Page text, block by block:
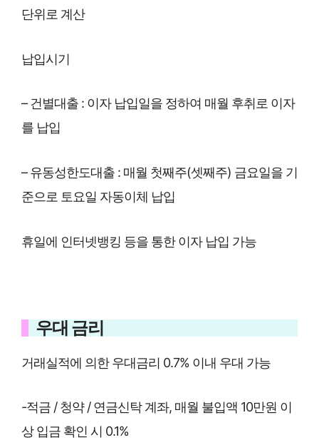
단위로 계산
납입시기
– 건별대출 : 이자 납입일을 정하여 매월 후취로 이자
를 납입
– 유동성한도대출 : 매월 첫째주(셋째주) 금요일을 기
준으로 토요일 자동이체 납입
휴일에 인터넷뱅킹 등을 통한 이자 납입 가능
우대 금리
거래실적에 의한 우대금리 0.7% 이내 우대 가능
-적금 / 청약 / 연금신탁 계좌, 매월 불입액 10만원 이
상 입금 확인 시 0.1%